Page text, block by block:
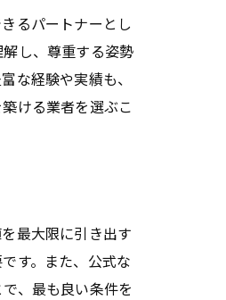
るパートナーとし
し、尊重する姿勢
な経験や実績も、
ける業者を選ぶこ
最大限に引き出す
す。また、公式な
、最も良い条件を